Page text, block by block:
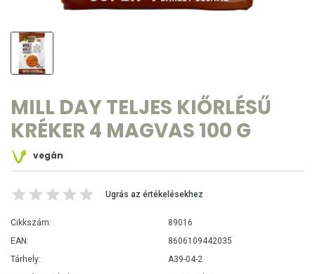
MILL DAY TELJES KIŐRLÉSŰ
KRÉKER 4 MAGVAS 100 G
vegán
Ugrás az értékelésekhez
Cikkszám:
89016
EAN:
8606109442035
Tárhely:
A39-04-2